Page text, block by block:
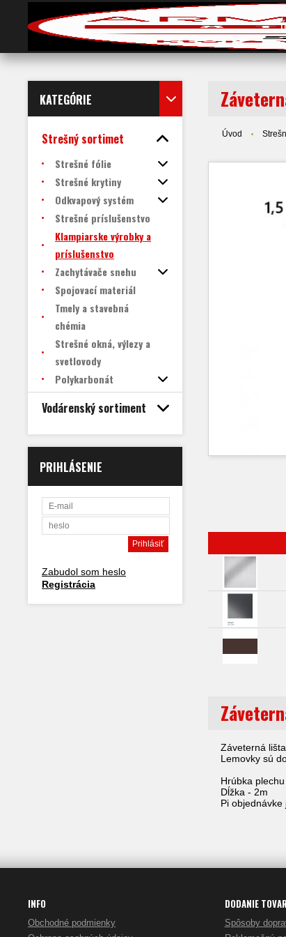
KATEGÓRIE
Strešný sortimet
Strešné fólie
Strešné krytiny
Odkvapový systém
Strešné príslušenstvo
Klampiarske výrobky a
príslušenstvo
Zachytávače snehu
Spojovací materiál
Tmely a stavebná
chémia
Strešné okná, výlezy a
svetlovody
Polykarbonát
Vodárenský sortiment
PRIHLÁSENIE
Zabudol som heslo
Registrácia
Úvod
Záveterná
Lemovky sú
Hrúbka
Dĺžka - 2m
Pi
INFO
Obchodné podmienky
DODANIE
Spôsoby